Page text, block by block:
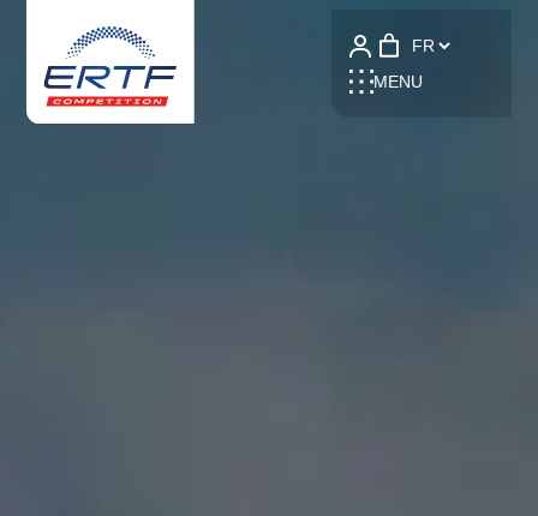
MENU
Language